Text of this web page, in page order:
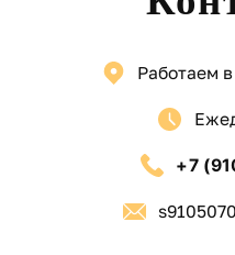
Монтаж новой
мягкая кровля,
Ремонт кровли —
повреждённых
Работаем
+7